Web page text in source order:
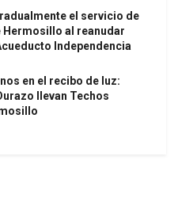
el servicio de
Hermosillo al reanudar
Independencia
en el recibo de luz:
llevan Techos